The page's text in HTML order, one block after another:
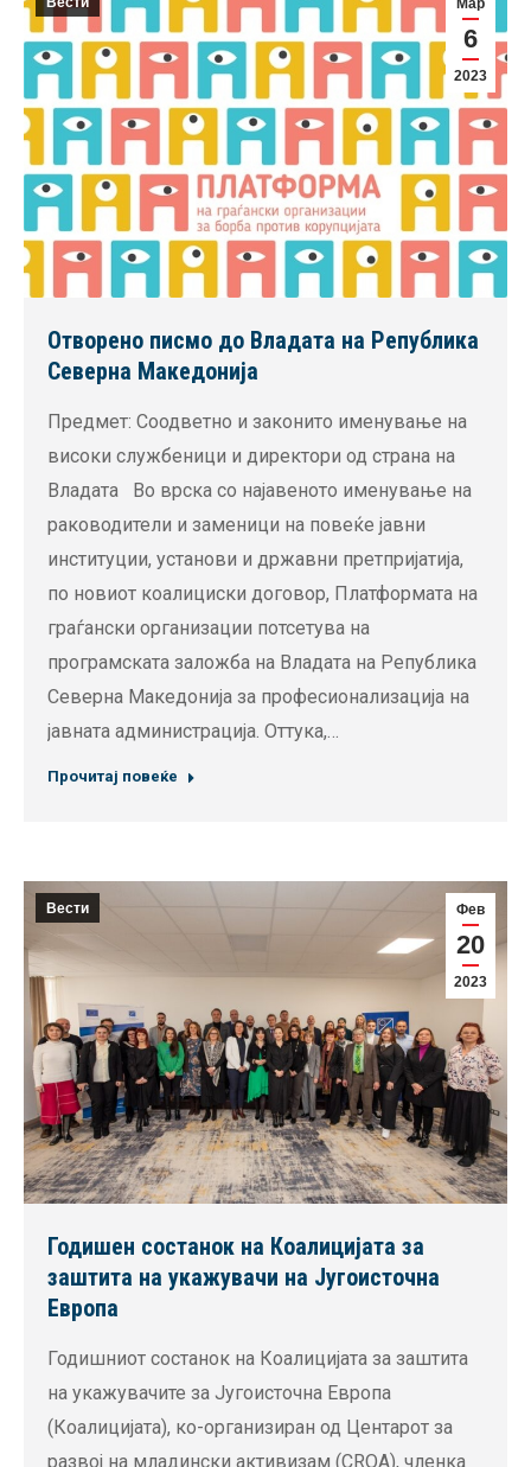
Мар
6
2023
Отворено писмо до Владата на Република
Северна Македонија
Предмет: Соодветно и законито именување на
високи службеници и директори од страна на
Владата Во врска со најавеното именување на
раководители и заменици на повеќе јавни
институции, установи и државни претпријатија,
по новиот коалициски договор, Платформата на
граѓански организации потсетува на
програмската заложба на Владата на Република
Северна Македонија за професионализација на
јавната администрација. Оттука,…
Прочитај повеќе
Фев
20
2023
Вести
Годишен состанок на Коалицијата за
заштита на укажувачи на Југоисточна
Европа
Годишниот состанок на Коалицијата за заштита
на укажувачите за Југоисточна Европа
(Коалицијата), ко-организиран од Центарот за
развој на младински активизам (CROA), членка